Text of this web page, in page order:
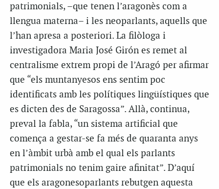
patrimonials, –que tenen l’aragonès com a
llengua materna– i les neoparlants, aquells que
l’han apresa a posteriori. La filòloga i
investigadora Maria José Girón es remet al
centralisme extrem propi de l’Aragó per afirmar
que “els muntanyesos ens sentim poc
identificats amb les polítiques lingüístiques que
es dicten des de Saragossa”. Allà, continua,
preval la fabla, “un sistema artificial que
comença a gestar-se fa més de quaranta anys
en l’àmbit urbà amb el qual els parlants
patrimonials no tenim gaire afinitat”. D’aquí
que els aragonesoparlants rebutgen aquesta